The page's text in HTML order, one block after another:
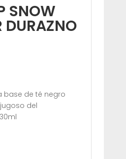
SNOW
DURAZNO
base de té negro
del